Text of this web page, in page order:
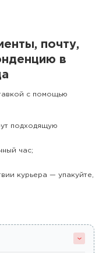
почту,
в
с помощью
подходящую
час;
курьера — упакуйте,